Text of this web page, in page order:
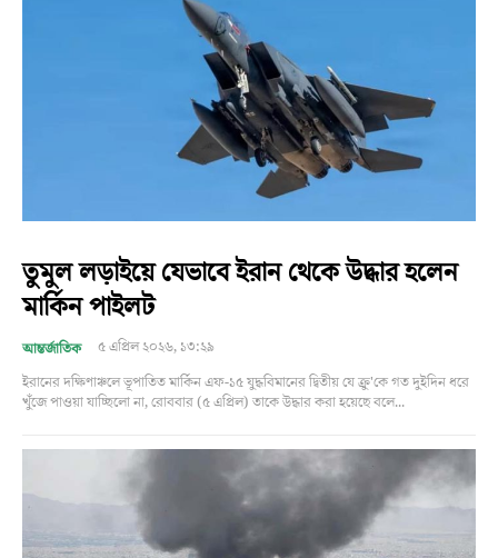
তুমুল লড়াইয়ে যেভাবে ইরান থেকে উদ্ধার হলেন
মার্কিন পাইলট
আন্তর্জাতিক
৫ এপ্রিল ২০২৬, ১৩:২৯
ইরানের দক্ষিণাঞ্চলে ভূপাতিত মার্কিন এফ-১৫ যুদ্ধবিমানের দ্বিতীয় যে ক্রু'কে গত দুইদিন ধরে
খুঁজে পাওয়া যাচ্ছিলো না, রোববার (৫ এপ্রিল) তাকে উদ্ধার করা হয়েছে বলে...